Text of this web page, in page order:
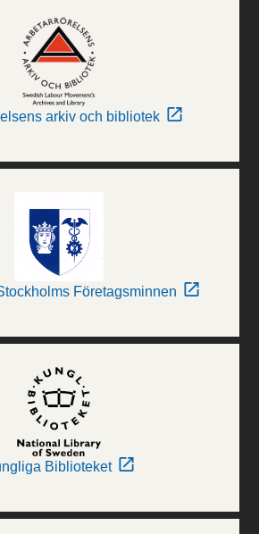
arkiv och bibliotek
Företagsminnen
Biblioteket